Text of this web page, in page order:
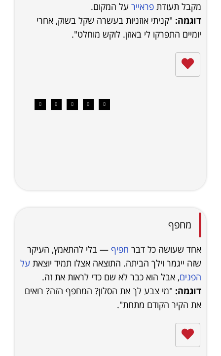
מקבל תעודת פראייר על המקום.
דוגמה: "קניתי אוזניות בעשרה שקל בשוק, אחרי
יומיים התפרקו לי באוזן. לוקש מוחלט".
מחפף
אחד שעושה כל דבר חפיף — בלי להתאמץ, העיקר
שזה ייגמר וילך הביתה. התוצאה אצלו תמיד יוצאת על
הפנים, אבל הוא כבר לא שם כדי לראות את זה.
דוגמה: "מי צבע לך את הסלון? המחפף הזה? רואים
את הקיר הקודם מתחת".